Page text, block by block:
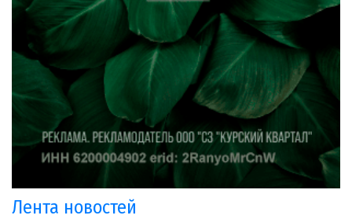
Лента новостей